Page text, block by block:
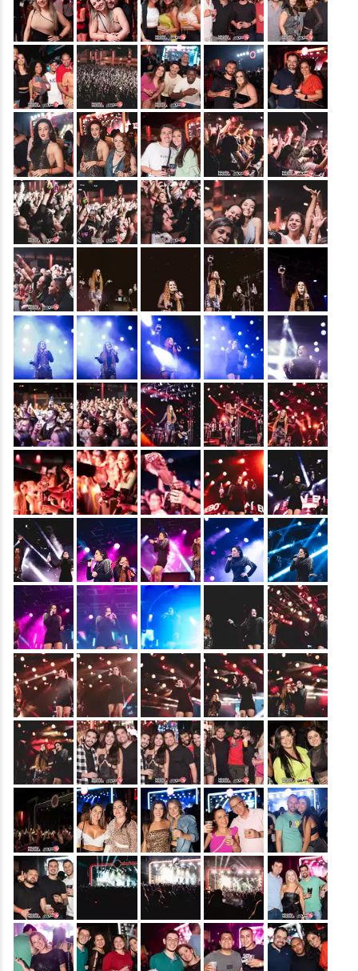
&nbsp; &nbsp; &nbsp; &nbsp; &nbsp;
&nbsp; &nbsp; &nbsp; &nbsp; &nbsp;
&nbsp; &nbsp; &nbsp; &nbsp; &nbsp;
&nbsp; &nbsp;
&nbsp; &nbsp; &nbsp; &nbsp; &nbsp;
&nbsp; &nbsp; &nbsp; &nbsp; &nbsp;
&nbsp; &nbsp; &nbsp; &nbsp; &nbsp;
&nbsp; &nbsp; &nbsp; &nbsp; &nbsp;
&nbsp; &nbsp; &nbsp; &nbsp;
&nbsp; &nbsp; &nbsp; &nbsp; &nbsp;
&nbsp; &nbsp; &nbsp; &nbsp; &nbsp;
&nbsp; &nbsp; &nbsp; &nbsp; &nbsp;
&nbsp; &nbsp; &nbsp; &nbsp; &nbsp;
&nbsp; &nbsp; &nbsp; &nbsp; &nbsp;